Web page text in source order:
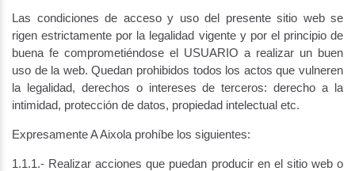
Las condiciones de acceso y uso del presente sitio web se
rigen estrictamente por la legalidad vigente y por el principio de
buena fe comprometiéndose el USUARIO a realizar un buen
uso de la web. Quedan prohibidos todos los actos que vulneren
la legalidad, derechos o intereses de terceros: derecho a la
intimidad, protección de datos, propiedad intelectual etc.
Expresamente A Aixola prohíbe los siguientes:
1.1.1.- Realizar acciones que puedan producir en el sitio web o